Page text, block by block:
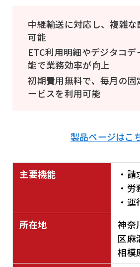
中継輸送に対応し、複雑
可能
ETC利用明細やデジタコ
能で業務効率が向上
初期費用無料で、毎月の
ービスを利用可能
製品ページはこ
主要機能
・
・
・
所在地
神奈
区麻
相模